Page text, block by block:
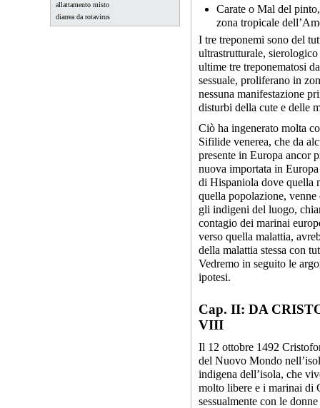
allattamento misto
diarrea da rotavirus
Carate o Mal del
zona tropicale
I tre treponemi sono del
ultrastrutturale,
ultime tre treponematosi
sessuale, proliferano in
nessuna manifestazione
disturbi della cute e delle
Ciò ha ingenerato molta
Sifilide venerea, che da
presente in Europa ancor
nuova importata in
di Hispaniola dove quella
quella popolazione,
gli indigeni del luogo,
contagio dei marinai
verso quella malattia,
della malattia stessa con
Vedremo in seguito le
ipotesi.
Cap. II: DA
VIII
Il 12 ottobre 1492
del Nuovo Mondo
indigena dell’isola, che
molto libere e i marinai di
sessualmente con le